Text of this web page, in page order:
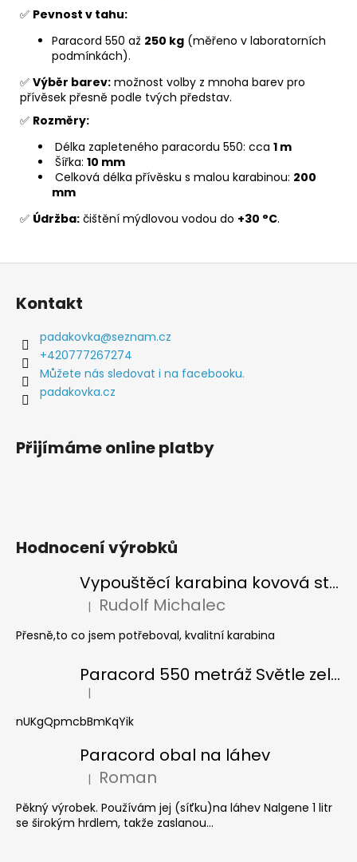
✅ Pevnost v tahu:
Paracord 550 až 250 kg (měřeno v laboratorních
podmínkách).
✅ Výběr barev: možnost volby z mnoha barev pro
přívěsek přesně podle tvých představ.
✅ Rozměry:
Délka zapleteného paracordu 550: cca 1 m
Šířka: 10 mm
Celková délka přívěsku s malou karabinou: 200
mm
✅ Údržba: čištění mýdlovou vodou do +30 °C.
Z
Kontakt
padakovka@seznam.cz
+420777267274
Můžete nás sledovat i na facebooku.
padakovka.cz
Přijímáme online platby
Hodnocení výrobků
Vypouštěcí karabina kovová stříbrná
Hodnocení produktu je 5 z 5 hvězdiček.
| Rudolf Michalec
Přesně,to co jsem potřeboval, kvalitní karabina
Paracord 550 metráž Světle zelená
Hodnocení produktu je 5 z 5 hvězdiček.
|
nUKgQpmcbBmKqYik
Paracord obal na láhev
Hodnocení produktu je 5 z 5 hvězdiček.
| Roman
Pěkný výrobek. Používám jej (síťku)na láhev Nalgene 1 litr
se širokým hrdlem, takže zaslanou...